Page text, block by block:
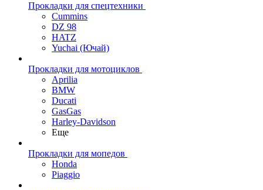
Прокладки для спецтехники
Cummins
DZ 98
HATZ
Yuchai (Ючай)
Прокладки для мотоциклов
Aprilia
BMW
Ducati
GasGas
Harley-Davidson
Еще
Прокладки для мопедов
Honda
Piaggio